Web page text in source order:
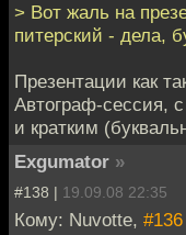
> Вот жаль на
питерский - дела,
Презентации как
Автограф-сессия,
и кратким
Exgumator »
#138 | 19.09.08 22:35
Кому: Nuvotte, #136